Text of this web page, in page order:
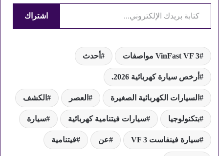
كتابة بريدك الإلكتروني...
اشتراك
VinFast VF 3 مواصفات أحدث
أرخص سيارة كهربائية 2026.
السيارات الكهربائية الصغيرة العصر الكشف
بتكنولوجيا سيارات فيتنامية كهربائية سيارة
سيارة فينفاست VF 3 عن فيتنامية